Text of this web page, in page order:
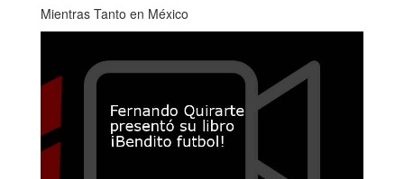
Mientras Tanto en México